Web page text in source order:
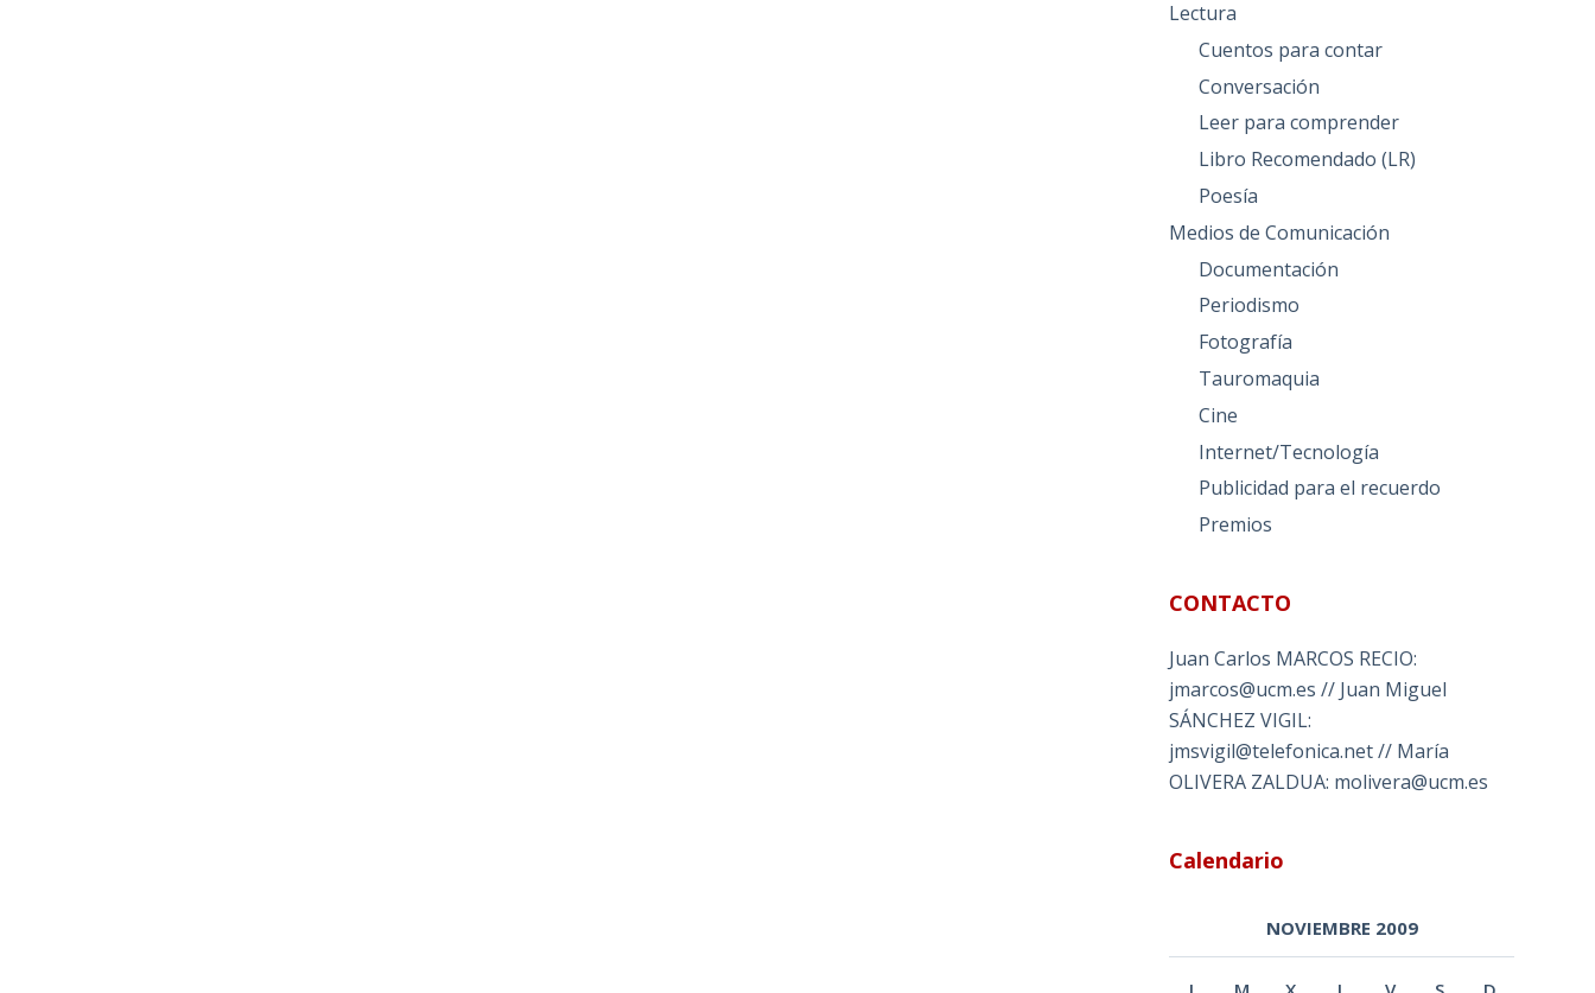
Lectura
Cuentos para contar
Conversación
Leer para comprender
Libro Recomendado (LR)
Poesía
Medios de Comunicación
Documentación
Periodismo
Fotografía
Tauromaquia
Cine
Internet/Tecnología
Publicidad para el recuerdo
Premios
CONTACTO
Juan Carlos MARCOS RECIO:
jmarcos@ucm.es // Juan Miguel
SÁNCHEZ VIGIL:
jmsvigil@telefonica.net // María
OLIVERA ZALDUA: molivera@ucm.es
Calendario
NOVIEMBRE 2009